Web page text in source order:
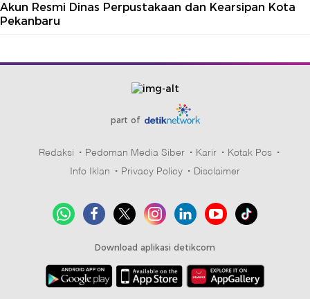
Akun Resmi Dinas Perpustakaan dan Kearsipan Kota
Pekanbaru
part of
Redaksi Pedoman Media Siber Karir
Kotak Pos
Info Iklan
Privacy Policy Disclaimer
Download aplikasi detikcom